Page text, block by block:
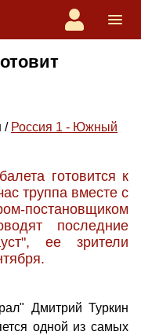
/ Россия 1 - Южный
готовится к
труппа вместе с
последние
ее зрители
Дмитрий Туркин
одной из самых